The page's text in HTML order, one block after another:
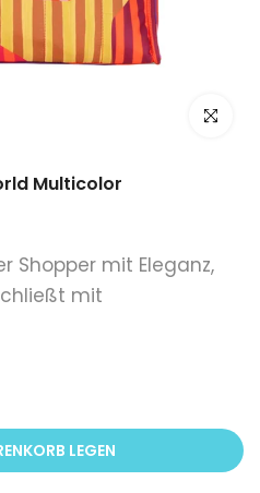
klicken
Multicolor
Shopper mit Eleganz,
mit
LEGEN